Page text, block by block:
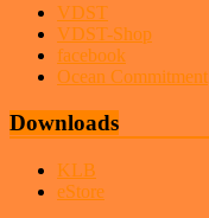
VDST
VDST-Shop
facebook
Ocean Commitment
Downloads
KLB
eStore